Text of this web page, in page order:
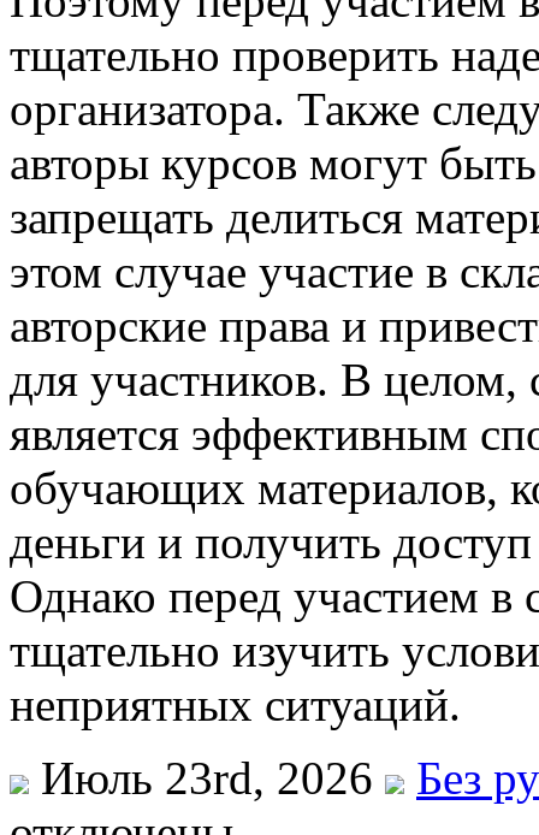
тщательно проверить
организатора. Также
авторы курсов могут
запрещать делиться
этом случае участие в
авторские права и
для участников. В целом,
является эффективным
обучающих материалов,
деньги и получить
Однако перед участием в
тщательно изучить
неприятных ситуаций.
Июль 23rd, 2026
Без